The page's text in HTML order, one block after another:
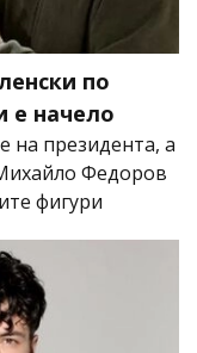
по
е начело
на президента, а
Федоров
фигури